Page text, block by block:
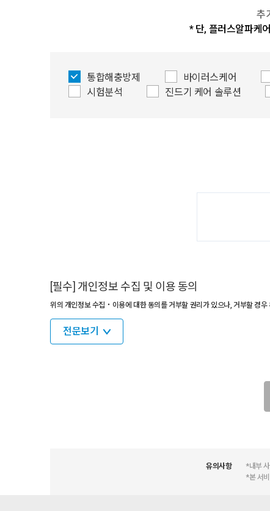
추
* 단, 플러스알파케
통합해충방제 바이러스케어
시험분석
진드기 케어 솔루션
[필수] 개인정보 수집 및 이용 동의
위의 개인정보 수집‧이용에 대한 동의를 거부할 권리가 있으나, 거부할 경우
전문보기
유의사항
*내부
*본 서